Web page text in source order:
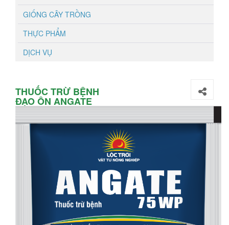
GIỐNG CÂY TRỒNG
THỰC PHẨM
DỊCH VỤ
THUỐC TRỪ BỆNH
ĐẠO ÔN ANGATE
75WP